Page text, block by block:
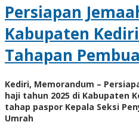
Persiapan
Kabupaten
Tahapan
Kediri, Memorandum –
haji tahun 2025 di Kabupaten
tahap paspor Kepala Seksi
Umrah